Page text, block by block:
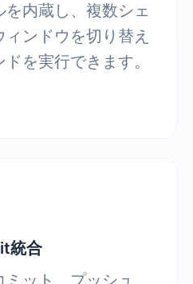
内蔵し、複数シェ
ンドウを切り替え
を実行できます。
統合
ット、プッシュ、